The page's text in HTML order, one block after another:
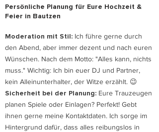
Persönliche Planung für Eure Hochzeit &
Feier in Bautzen
Moderation mit Stil: Ich führe gerne durch
den Abend, aber immer dezent und nach euren
Wünschen. Nach dem Motto: "Alles kann, nichts
muss." Wichtig: Ich bin euer DJ und Partner,
kein Alleinunterhalter, der Witze erzählt. 😉
Sicherheit bei der Planung: Eure Trauzeugen
planen Spiele oder Einlagen? Perfekt! Gebt
ihnen gerne meine Kontaktdaten. Ich sorge im
Hintergrund dafür, dass alles reibungslos in